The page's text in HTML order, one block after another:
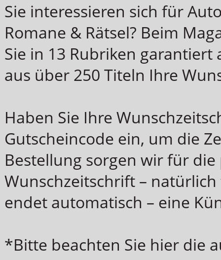
Sie interessieren sich für
Romane & Rätsel? Beim
Sie in 13 Rubriken garantiert
aus über 250 Titeln Ihre
Haben Sie Ihre
Gutscheincode ein, um die
Bestellung sorgen wir für
Wunschzeitschrift –
endet automatisch – eine
*Bitte beachten Sie hier die